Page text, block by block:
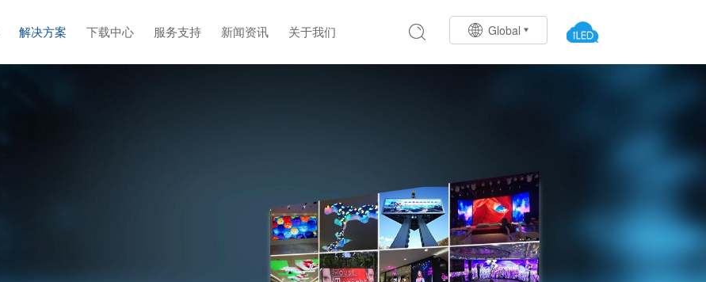
解决方案 下载中心 服务支持 新闻资讯 关于我们 Global